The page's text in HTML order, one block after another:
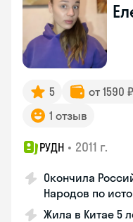
5 от 1590
1 отзыв
РУДН • 2011 г.
Окончила
Народов по
Жила в Китае 5